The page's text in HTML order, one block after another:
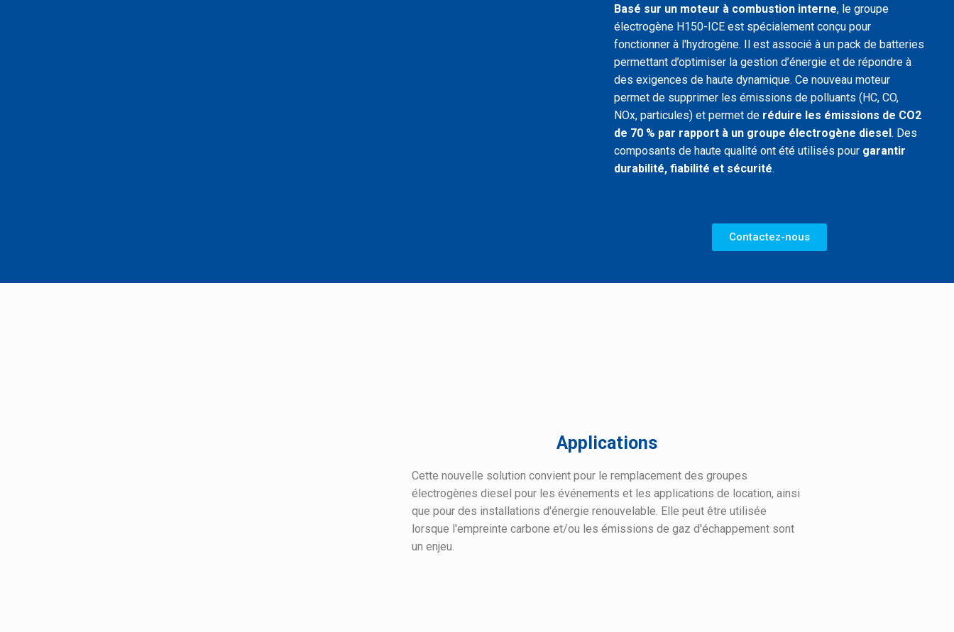
Basé sur un moteur à combustion interne, le groupe
électrogène H150-ICE est spécialement conçu pour
fonctionner à l'hydrogène. Il est associé à un pack de batteries
permettant d’optimiser la gestion d’énergie et de répondre à
des exigences de haute dynamique. Ce nouveau moteur
permet de supprimer les émissions de polluants (HC, CO,
NOx, particules) et permet de réduire les émissions de CO2
de 70 % par rapport à un groupe électrogène diesel. Des
composants de haute qualité ont été utilisés pour garantir
durabilité, fiabilité et sécurité.
Contactez-nous
Applications
Cette nouvelle solution convient pour le remplacement des groupes
électrogènes diesel pour les événements et les applications de location, ainsi
que pour des installations d'énergie renouvelable. Elle peut être utilisée
lorsque l'empreinte carbone et/ou les émissions de gaz d'échappement sont
un enjeu.